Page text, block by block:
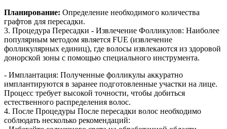
Планирование: Определение необходимого количества
графтов для пересадки.
3. Процедура Пересадки - Извлечение Фолликулов: Наиболее
популярным методом является FUE (извлечение
фолликулярных единиц), где волосы извлекаются из здоровой
донорской зоны с помощью специального инструмента.
- Имплантация: Полученные фолликулы аккуратно
имплантируются в заранее подготовленные участки на лице.
Процесс требует высокой точности, чтобы добиться
естественного распределения волос.
4. После Процедуры После пересадки волос необходимо
соблюдать несколько рекомендаций: